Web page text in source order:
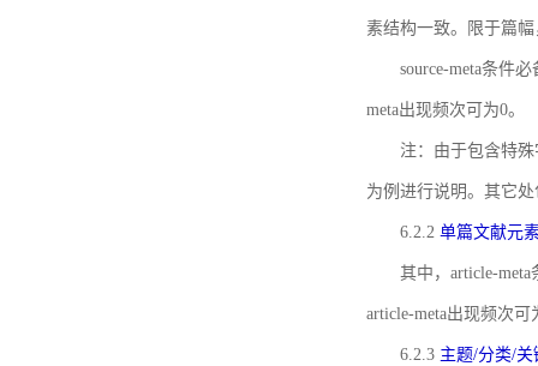
素结构一致。限于篇
source-meta条件
meta出现频次可为0。
注：由于包含特殊
为例进行说明。其它
6.2.2 单篇文献元
其中，article-
article-meta出现频次可
6.2.3 主题/分类/